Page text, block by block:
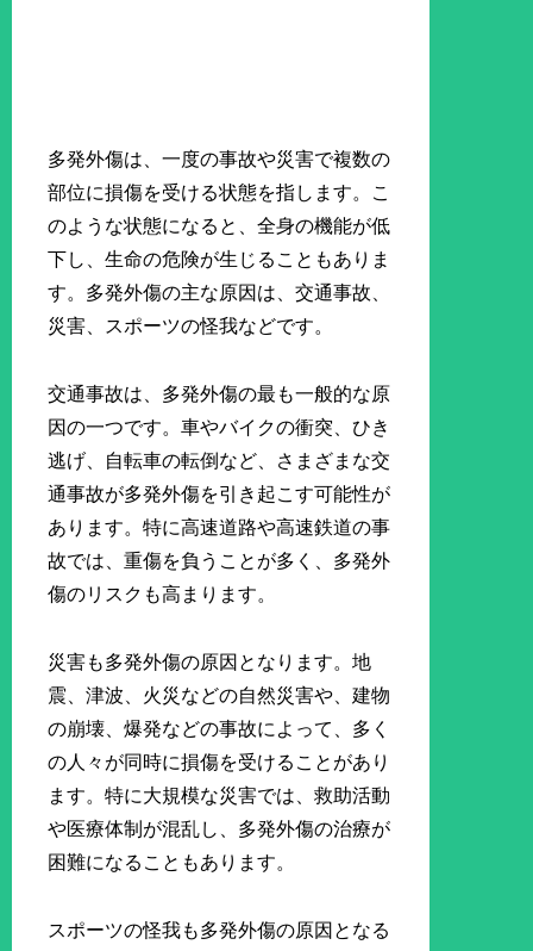
多発外傷は、一度の事故や災害で複数の
部位に損傷を受ける状態を指します。こ
のような状態になると、全身の機能が低
下し、生命の危険が生じることもありま
す。多発外傷の主な原因は、交通事故、
災害、スポーツの怪我などです。
交通事故は、多発外傷の最も一般的な原
因の一つです。車やバイクの衝突、ひき
逃げ、自転車の転倒など、さまざまな交
通事故が多発外傷を引き起こす可能性が
あります。特に高速道路や高速鉄道の事
故では、重傷を負うことが多く、多発外
傷のリスクも高まります。
災害も多発外傷の原因となります。地
震、津波、火災などの自然災害や、建物
の崩壊、爆発などの事故によって、多く
の人々が同時に損傷を受けることがあり
ます。特に大規模な災害では、救助活動
や医療体制が混乱し、多発外傷の治療が
困難になることもあります。
スポーツの怪我も多発外傷の原因となる